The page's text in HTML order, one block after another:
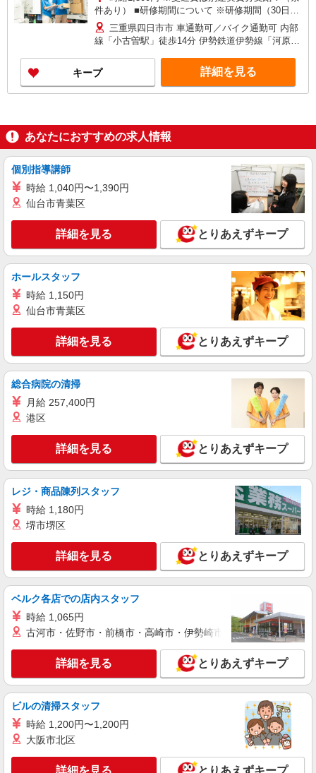
件あり） ■研修期間について ※研修期間（30日
程）は、時給1,250円（日収10,000円〜）となりま
す。 →研修中に滋賀県にて1泊2日の研修がありま
す。
三重県四日市市 車通勤可／バイク通勤可 内部
線「小古曽駅」徒歩14分 伊勢鉄道伊勢線「河原田
キープ 詳細を見る
あなたにおすすめの求人情報
個別指導講師
時給 1,040円〜1,390円
仙台市青葉区
詳細を見る とりあえずキープ
ホールスタッフ
時給 1,150円
仙台市青葉区
詳細を見る とりあえずキープ
総合病院の清掃
月給 257,400円
港区
詳細を見る とりあえずキープ
レジ・商品陳列スタッフ
時給 1,180円
堺市堺区
詳細を見る とりあえずキープ
ベルク各店での店内スタッフ
時給 1,065円
古河市・佐野市・前橋市・高崎市・伊勢崎市・太田市・館林市
詳細を見る とりあえずキープ
ビルの清掃スタッフ
時給 1,200円〜1,200円
大阪市北区
詳細を見る とりあえずキープ